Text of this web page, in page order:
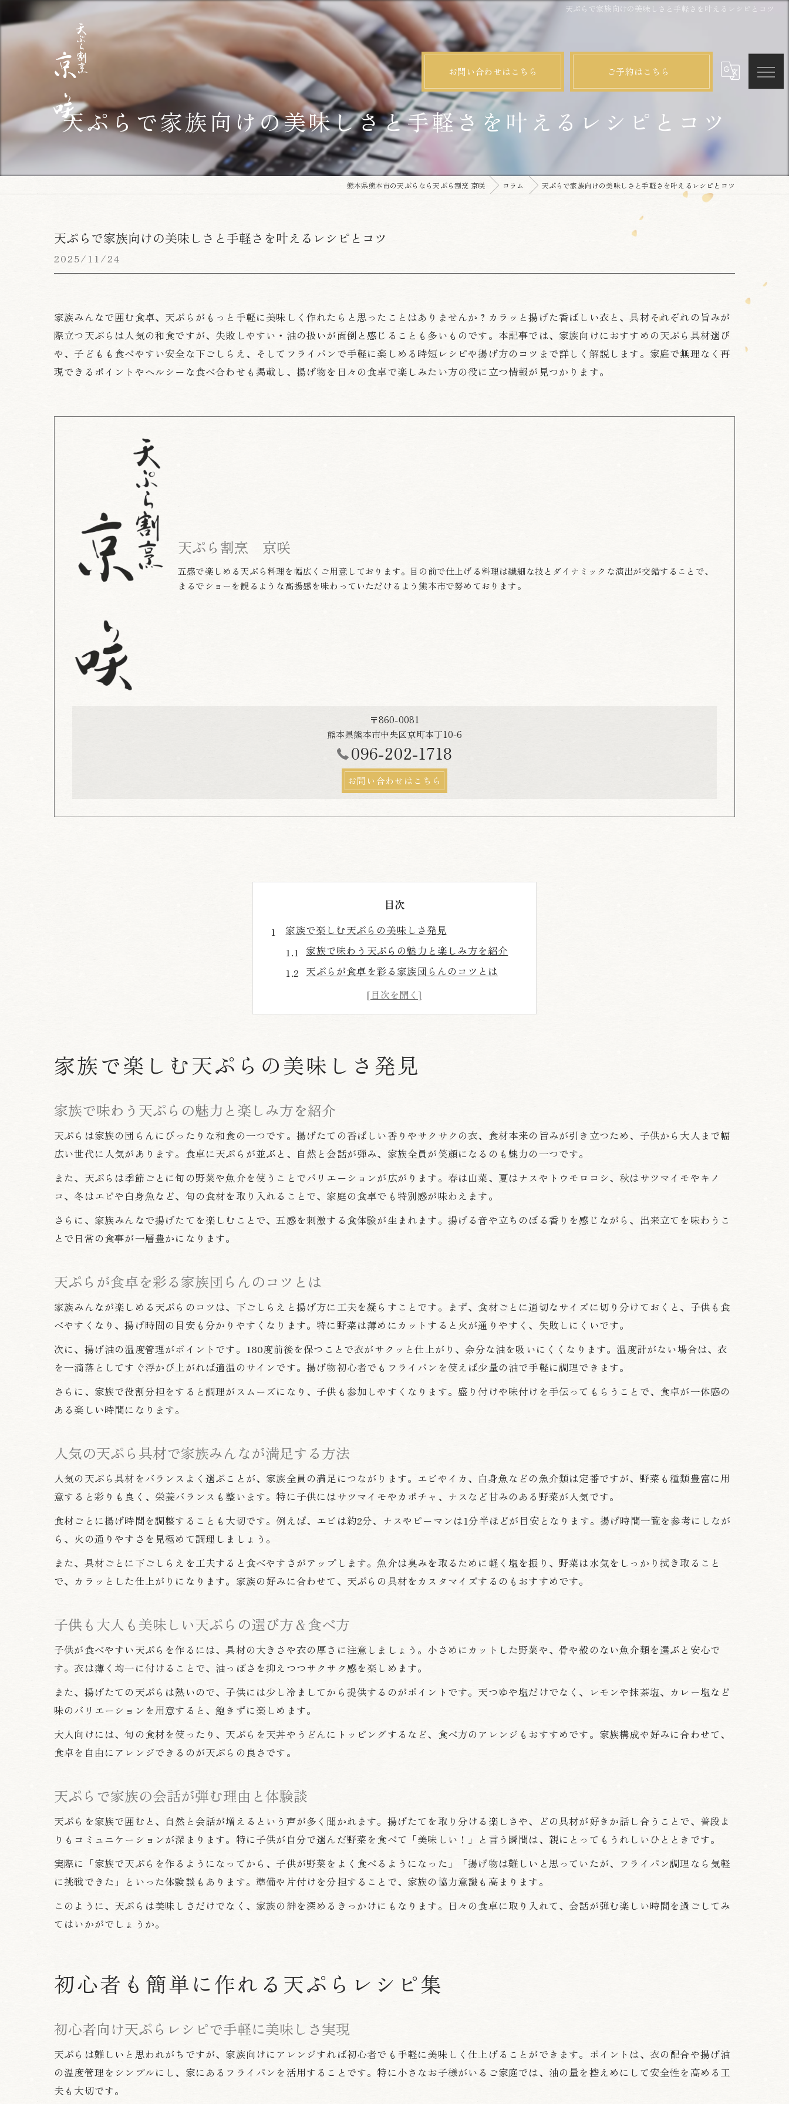
天ぷらで家族向けの美味しさと手軽さを叶えるレシピとコツ
お問い合わせはこちら ご予約はこちら
天ぷらで家族向けの美味しさと手軽さを叶えるレシピとコツ
熊本県熊本市の天ぷらなら天ぷら割烹 京咲 コラム 天ぷらで家族向けの美味しさと手軽さを叶えるレシピとコツ
天ぷらで家族向けの美味しさと手軽さを叶えるレシピとコツ
2025/11/24
家族みんなで囲む食卓、天ぷらがもっと手軽に美味しく作れたらと思ったことはありませんか？カラッと揚げた香ばしい衣と、具材それぞれの旨みが
際立つ天ぷらは人気の和食ですが、失敗しやすい・油の扱いが面倒と感じることも多いものです。本記事では、家族向けにおすすめの天ぷら具材選び
や、子どもも食べやすい安全な下ごしらえ、そしてフライパンで手軽に楽しめる時短レシピや揚げ方のコツまで詳しく解説します。家庭で無理なく再
現できるポイントやヘルシーな食べ合わせも掲載し、揚げ物を日々の食卓で楽しみたい方の役に立つ情報が見つかります。
天ぷら割烹 京咲
五感で楽しめる天ぷら料理を幅広くご用意しております。目の前で仕上げる料理は繊細な技とダイナミックな演出が交錯することで、
まるでショーを観るような高揚感を味わっていただけるよう熊本市で努めております。
〒860-0081
熊本県熊本市中央区京町本丁10-6
096-202-1718
お問い合わせはこちら
目次
家族で楽しむ天ぷらの美味しさ発見
家族で味わう天ぷらの魅力と楽しみ方を紹介
天ぷらが食卓を彩る家族団らんのコツとは
人気の天ぷら具材で家族みんなが満足する方法
子供も大人も美味しい天ぷらの選び方＆食べ方
初心者も簡単に作れる天ぷらレシピ集
初心者向け天ぷらレシピで手軽に美味しさ実現
フライパンで簡単にできる天ぷらの時短レシピ
家族向け天ぷらレシピで失敗しないポイント
人気の天ぷら具材を使った簡単レシピを紹介
子どもが喜ぶ天ぷら具材の選び方
天ぷらで子供が喜ぶ人気具材の選び方ガイド
子供向け天ぷら具材で食育も楽しくサポート
天ぷら具材を人気ランキングから選ぶポイント
ヘルシー志向にぴったりな天ぷら献立案
ヘルシーな天ぷら献立で家族の健康をサポート
カロリー控えめな天ぷら献立の工夫とポイント
フライパンで簡単天ぷらを作る手順とコツ
天ぷらの揚げ時間目安と火加減のポイント
初心者でも失敗しないフライパン調理法
フライパン天ぷらで後片付けを時短する方法
天ぷらがカラッと仕上がる揚げ方の工夫
野菜の下ごしらえで天ぷらの食感が変わる理由
サクサク天ぷらを叶える野菜下ごしらえ術
子供も食べやすい天ぷら用野菜の選び方
家庭で実践できる天ぷら野菜の下ごしらえ法
家族で楽しむ天ぷらの美味しさ発見
家族で味わう天ぷらの魅力と楽しみ方を紹介
天ぷらは家族の団らんにぴったりな和食の一つです。揚げたての香ばしい香りやサクサクの衣、食材本来の旨みが引き立つため、子供から大人まで幅
広い世代に人気があります。食卓に天ぷらが並ぶと、自然と会話が弾み、家族全員が笑顔になるのも魅力の一つです。
また、天ぷらは季節ごとに旬の野菜や魚介を使うことでバリエーションが広がります。春は山菜、夏はナスやトウモロコシ、秋はサツマイモやキノ
コ、冬はエビや白身魚など、旬の食材を取り入れることで、家庭の食卓でも特別感が味わえます。
さらに、家族みんなで揚げたてを楽しむことで、五感を刺激する食体験が生まれます。揚げる音や立ちのぼる香りを感じながら、出来立てを味わうこ
とで日常の食事が一層豊かになります。
天ぷらが食卓を彩る家族団らんのコツとは
家族みんなが楽しめる天ぷらのコツは、下ごしらえと揚げ方に工夫を凝らすことです。まず、食材ごとに適切なサイズに切り分けておくと、子供も食
べやすくなり、揚げ時間の目安も分かりやすくなります。特に野菜は薄めにカットすると火が通りやすく、失敗しにくいです。
次に、揚げ油の温度管理がポイントです。180度前後を保つことで衣がサクッと仕上がり、余分な油を吸いにくくなります。温度計がない場合は、衣
を一滴落としてすぐ浮かび上がれば適温のサインです。揚げ物初心者でもフライパンを使えば少量の油で手軽に調理できます。
さらに、家族で役割分担をすると調理がスムーズになり、子供も参加しやすくなります。盛り付けや味付けを手伝ってもらうことで、食卓が一体感の
ある楽しい時間になります。
人気の天ぷら具材で家族みんなが満足する方法
人気の天ぷら具材をバランスよく選ぶことが、家族全員の満足につながります。エビやイカ、白身魚などの魚介類は定番ですが、野菜も種類豊富に用
意すると彩りも良く、栄養バランスも整います。特に子供にはサツマイモやカボチャ、ナスなど甘みのある野菜が人気です。
食材ごとに揚げ時間を調整することも大切です。例えば、エビは約2分、ナスやピーマンは1分半ほどが目安となります。揚げ時間一覧を参考にしなが
ら、火の通りやすさを見極めて調理しましょう。
また、具材ごとに下ごしらえを工夫すると食べやすさがアップします。魚介は臭みを取るために軽く塩を振り、野菜は水気をしっかり拭き取ること
で、カラッとした仕上がりになります。家族の好みに合わせて、天ぷらの具材をカスタマイズするのもおすすめです。
子供も大人も美味しい天ぷらの選び方＆食べ方
子供が食べやすい天ぷらを作るには、具材の大きさや衣の厚さに注意しましょう。小さめにカットした野菜や、骨や殻のない魚介類を選ぶと安心で
す。衣は薄く均一に付けることで、油っぽさを抑えつつサクサク感を楽しめます。
また、揚げたての天ぷらは熱いので、子供には少し冷ましてから提供するのがポイントです。天つゆや塩だけでなく、レモンや抹茶塩、カレー塩など
味のバリエーションを用意すると、飽きずに楽しめます。
大人向けには、旬の食材を使ったり、天ぷらを天丼やうどんにトッピングするなど、食べ方のアレンジもおすすめです。家族構成や好みに合わせて、
食卓を自由にアレンジできるのが天ぷらの良さです。
天ぷらで家族の会話が弾む理由と体験談
天ぷらを家族で囲むと、自然と会話が増えるという声が多く聞かれます。揚げたてを取り分ける楽しさや、どの具材が好きか話し合うことで、普段よ
りもコミュニケーションが深まります。特に子供が自分で選んだ野菜を食べて「美味しい！」と言う瞬間は、親にとってもうれしいひとときです。
実際に「家族で天ぷらを作るようになってから、子供が野菜をよく食べるようになった」「揚げ物は難しいと思っていたが、フライパン調理なら気軽
に挑戦できた」といった体験談もあります。準備や片付けを分担することで、家族の協力意識も高まります。
このように、天ぷらは美味しさだけでなく、家族の絆を深めるきっかけにもなります。日々の食卓に取り入れて、会話が弾む楽しい時間を過ごしてみ
てはいかがでしょうか。
初心者も簡単に作れる天ぷらレシピ集
初心者向け天ぷらレシピで手軽に美味しさ実現
天ぷらは難しいと思われがちですが、家族向けにアレンジすれば初心者でも手軽に美味しく仕上げることができます。ポイントは、衣の配合や揚げ油
の温度管理をシンプルにし、家にあるフライパンを活用することです。特に小さなお子様がいるご家庭では、油の量を控えめにして安全性を高める工
夫も大切です。